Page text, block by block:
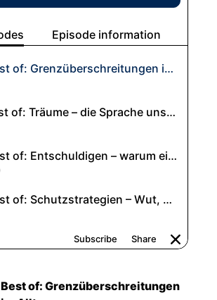
Best of: Grenzüberschreitungen